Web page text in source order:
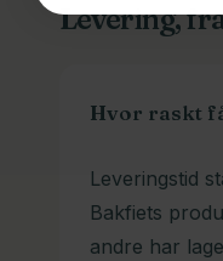
Levering,
Hvor raskt
Leveringstid
Bakfiets
andre har